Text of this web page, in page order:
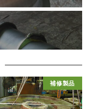
補修製品